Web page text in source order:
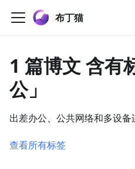
布丁猫
1 篇博文 含有
公」
出差办公、公共网络和多设备
查看所有标签